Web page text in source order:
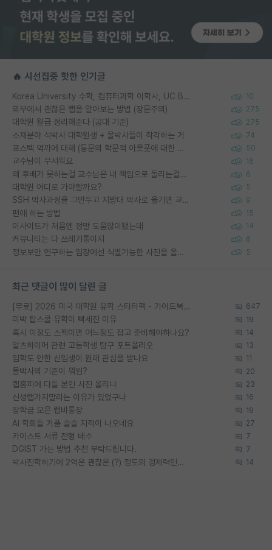
🔥 시선집중 핫한 인기글
Korea University 수학, 컴퓨터과학 이학사, UC Berkeley 산업공학 대학원 공학박사가 되는 것은 쉽지 않겠죠? 10
외부에서 괜찮은 랩을 알아보는 방법 (장문주의) 275
대학원 월급 정리해준다 (공대 기준) 275
소재분야 석박사 대학원생 + 물박사들이 착각하는 거 74
포스텍 억까에 대해 (동문의 학문적 아웃풋에 대한 반박) 50
교수님이 무서워요 16
왜 후배가 못하는걸 교수님은 내 책임으로 돌리는걸까요? 6
대학원 어디로 가야할까요? 5
SSH 박사과정을 그만두고 지방대 박사로 옮기면 교수의 꿈은 끝일까요? 9
편애 하는 방법 15
이사이트가 처음엔 정말 도움많이됐는데 14
커뮤니티는 다 쓰레기통이지 6
정보보안 연구하는 입장에선 식별가능한 사진을 올리는건 비추이긴함 5
최근 댓글이 많이 달린 글
[무료] 2026 미국 대학원 유학 스타터팩 - 가이드북 & 합격자 컨택메일 템플릿 647
미박 탑스쿨 유학이 빡세진 이유 19
혹시 이정도 스펙이면 어느정도 잡고 준비해야하나요? 14
알츠하이머 관련 고등학생 탐구 포트폴리오 13
입학도 안한 신입생이 원래 관심을 받나요 11
물박사의 기준이 뭐임? 20
랩홈피에 다들 본인 사진 올리냐 23
신생랩가지말라는 이유가 있었구나 16
장학금 모은 랩비통장 19
AI 학회들 거품 슬슬 지적이 나오네요 27
카이스트 서류 전형 배수 7
DGIST 가는 방법 추천 부탁드립니다. 7
박사진학하기에 2억은 괜찮은 (?) 정도의 경제력인가요 14